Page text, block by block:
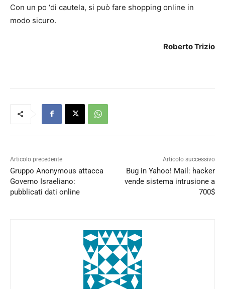
Con un po ‘di cautela, si può fare shopping online in
modo sicuro.
Roberto Trizio
Articolo precedente
Gruppo Anonymous attacca
Governo Israeliano:
pubblicati dati online
Articolo successivo
Bug in Yahoo! Mail: hacker
vende sistema intrusione a
700$